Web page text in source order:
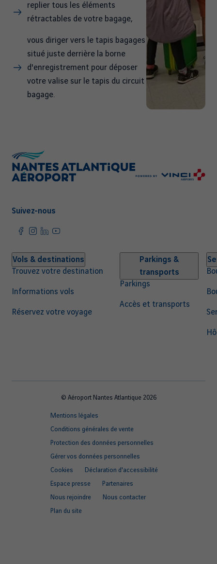
replier tous les éléments
rétractables de votre bagage,
vous diriger vers le tapis bagages
situé juste derrière la borne
d'enregistrement pour déposer
votre valise sur le tapis du circuit
bagage.
Suivez-nous
Navigation
principale
Vols & destinations
Trouvez votre destination
Informations vols
Réservez votre voyage
Parkings &
transports
Parkings
Accès et transports
© Aéroport Nantes Atlantique 2026
Mentions légales
Conditions générales de vente
Protection des données personnelles
Gérer vos données personnelles
Cookies
Déclaration d'accessibilité
Espace presse
Partenaires
Nous rejoindre
Nous contacter
Plan du site